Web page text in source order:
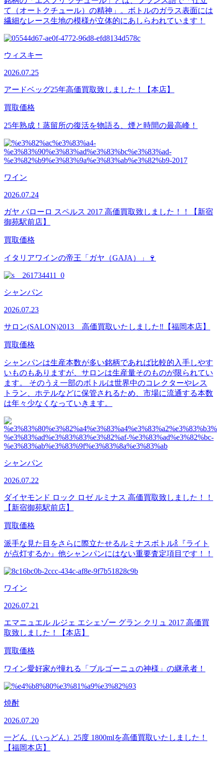
て（オートクチュール）の精神」。ボトルのガラス表面には
繊細なレース生地の模様が立体的にあしらわれています！
ウィスキー
2026.07.25
アードベッグ25年高価買取致しました！【本店】
買取価格
25年熟成！蒸留所の復活を物語る、煙と時間の最高峰！
ワイン
2026.07.24
ガヤ バローロ スペルス 2017 高価買取致しました！！【新宿
御苑駅前店】
買取価格
イタリアワインの帝王「ガヤ（GAJA）」🍷
シャンパン
2026.07.23
サロン(SALON)2013 高価買取いたしました‼【福岡本店】
買取価格
シャンパンは生産本数が多い銘柄であれば比較的入手しやす
いものもありますが、サロンは生産量そのものが限られてい
ます。 そのうえ一部のボトルは世界中のコレクターやレス
トラン、ホテルなどに保管されるため、市場に流通する本数
は年々少なくなっていきます。
シャンパン
2026.07.22
ダイヤモンド ロック ロゼ ルミナス 高価買取致しました！！
【新宿御苑駅前店】
買取価格
派手な見た目をさらに際立たせるルミナスボトル🍾『ライト
が点灯するか』他シャンパンにはない重要査定項目です！！
ワイン
2026.07.21
エマニュエル ルジェ エシェゾー グラン クリュ 2017 高価買
取致しました！【本店】
買取価格
ワイン愛好家が憧れる「ブルゴーニュの神様」の継承者！
焼酎
2026.07.20
一どん（いっどん）25度 1800mlを高価買取いたしました！
【福岡本店】